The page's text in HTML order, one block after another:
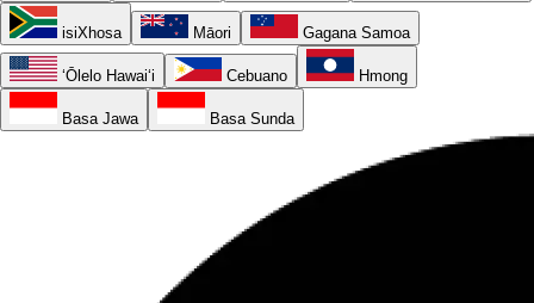
isiXhosa Māori Gagana Samoa
ʻŌlelo Hawaiʻi Cebuano Hmong
Basa Jawa Basa Sunda